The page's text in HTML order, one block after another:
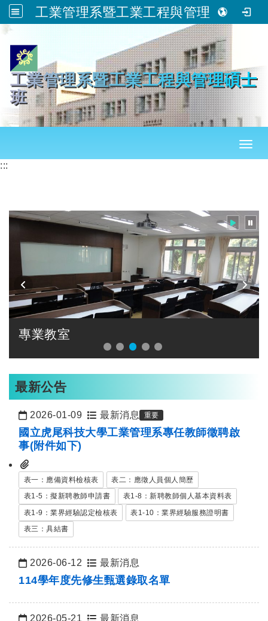
工業管理系暨工業工程與管理碩士班
跳到主要內容
工業管理系暨工業工程與管理碩士
班
:::
專業教室
最新公告
日期：
2026-01-09 最新消息 重要
國立虎尾科技大學工業管理系專任教師徵聘啟
事(附件如下)
表一：應備資料檢核表
表二：應徵人員個人簡歷
表1-5：擬新聘教師申請書
表1-8：新聘教師個人基本資料表
表1-9：業界經驗認定檢核表
表1-10：業界經驗服務證明書
表三：具結書
日期：
2026-06-12 最新消息
114學年度先修生甄選錄取名單
2026-05-21 最新消息